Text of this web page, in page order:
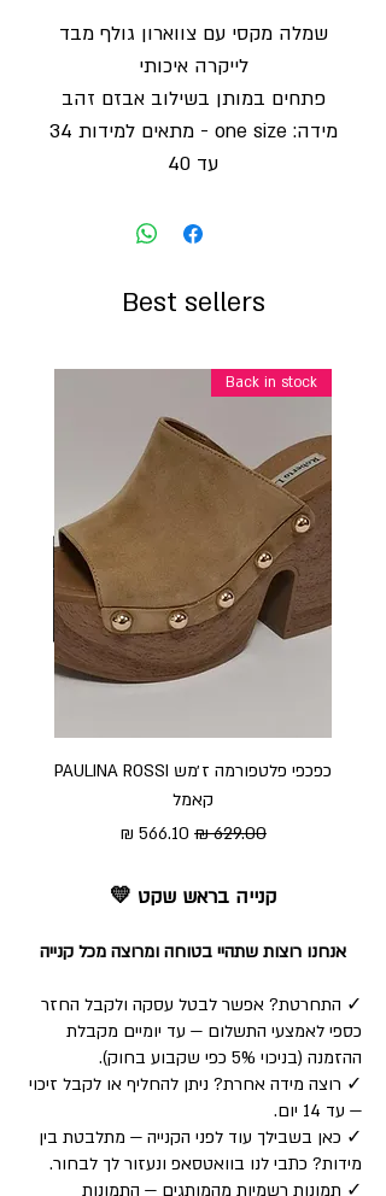
שמלה מקסי עם צווארון גולף מבד
לייקרה איכותי
פתחים במותן בשילוב אבזם זהב
מידה: one size - מתאים למידות 34
עד 40
Best sellers
Back in stock
כפכפי פלטפורמה ז׳מש PAULINA ROSSI
קאמל
מחיר רגיל מחיר מבצע
קנייה בראש שקט 💛
אנחנו רוצות שתהיי בטוחה ומרוצה מכל קנייה
✓ התחרטת? אפשר לבטל עסקה ולקבל החזר
כספי לאמצעי התשלום — עד יומיים מקבלת
ההזמנה (בניכוי 5% כפי שקבוע בחוק).
✓ רוצה מידה אחרת? ניתן להחליף או לקבל זיכוי
— עד 14 יום.
✓ כאן בשבילך עוד לפני הקנייה — מתלבטת בין
מידות? כתבי לנו בוואטסאפ ונעזור לך לבחור.
✓ תמונות רשמיות מהמותגים — התמונות